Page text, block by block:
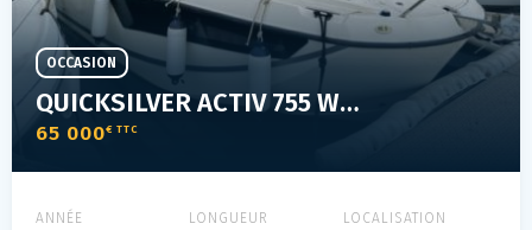
QUICKSILVER ACTIV 755 WEEKEND
65 000€ TTC
OCCASION
ANNÉE LONGUEUR LOCALISATION